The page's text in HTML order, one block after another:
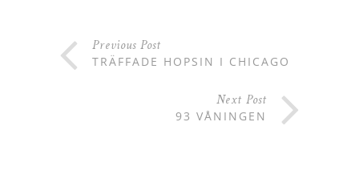
Previous Post
TRÄFFADE HOPSIN I CHICAGO
Next Post
93 VÅNINGEN